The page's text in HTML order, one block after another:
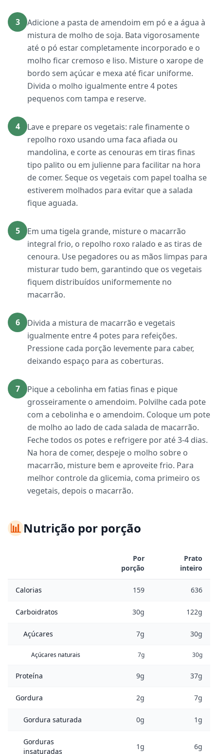
3
Adicione a pasta de amendoim em pó e a água à
mistura de molho de soja. Bata vigorosamente
até o pó estar completamente incorporado e o
molho ficar cremoso e liso. Misture o xarope de
bordo sem açúcar e mexa até ficar uniforme.
Divida o molho igualmente entre 4 potes
pequenos com tampa e reserve.
4
Lave e prepare os vegetais: rale finamente o
repolho roxo usando uma faca afiada ou
mandolina, e corte as cenouras em tiras finas
tipo palito ou em julienne para facilitar na hora
de comer. Seque os vegetais com papel toalha se
estiverem molhados para evitar que a salada
fique aguada.
5
Em uma tigela grande, misture o macarrão
integral frio, o repolho roxo ralado e as tiras de
cenoura. Use pegadores ou as mãos limpas para
misturar tudo bem, garantindo que os vegetais
fiquem distribuídos uniformemente no
macarrão.
6
Divida a mistura de macarrão e vegetais
igualmente entre 4 potes para refeições.
Pressione cada porção levemente para caber,
deixando espaço para as coberturas.
7
Pique a cebolinha em fatias finas e pique
grosseiramente o amendoim. Polvilhe cada pote
com a cebolinha e o amendoim. Coloque um pote
de molho ao lado de cada salada de macarrão.
Feche todos os potes e refrigere por até 3-4 dias.
Na hora de comer, despeje o molho sobre o
macarrão, misture bem e aproveite frio. Para
melhor controle da glicemia, coma primeiro os
vegetais, depois o macarrão.
📊Nutrição por porção
Por
porção
Prato
inteiro
Calorias 159 636
Carboidratos 30g 122g
Açúcares 7g 30g
Açúcares naturais 7g 30g
Proteína 9g 37g
Gordura 2g 7g
Gordura saturada 0g 1g
Gorduras
insaturadas
1g 6g